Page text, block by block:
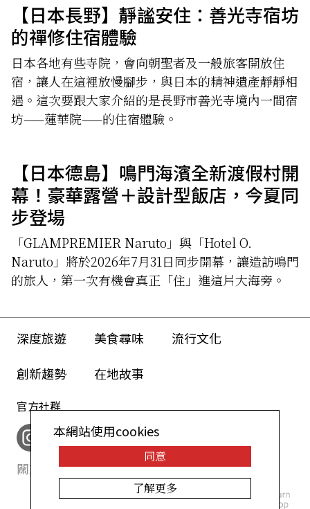
【日本長野】靜謐安住：善光寺宿坊
的禪修住宿體驗
日本各地有些寺院，會向朝聖者及一般旅客開放住
宿，讓人在這裡放慢腳步，與日本的精神遺產靜靜相
遇。這次要跟大家介紹的是長野市善光寺境內一間宿
坊——蓮華院——的住宿體驗。
【日本德島】鳴門海濱全新渡假村開
幕！豪華露營＋設計型飯店，今夏同
步登場
「GLAMPREMIER Naruto」與「Hotel O.
Naruto」將於2026年7月31日同步開幕，讓造訪鳴門
的旅人，第一次有機會真正「住」進這片大海旁。
深度旅遊 美食尋味
流行文化
創新趨勢
在地故事
官方社群
關於我們 網站政策
本網站使用cookies
同意
了解更多